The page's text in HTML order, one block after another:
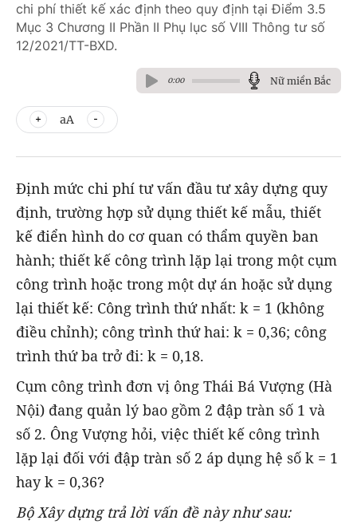
chi phí thiết kế xác định theo quy định tại Điểm 3.5
Mục 3 Chương II Phần II Phụ lục số VIII Thông tư số
12/2021/TT-BXD.
0:00 Nữ miền Bắc
aA
Định mức chi phí tư vấn đầu tư xây dựng quy
định, trường hợp sử dụng thiết kế mẫu, thiết
kế điển hình do cơ quan có thẩm quyền ban
hành; thiết kế công trình lặp lại trong một cụm
công trình hoặc trong một dự án hoặc sử dụng
lại thiết kế: Công trình thứ nhất: k = 1 (không
điều chỉnh); công trình thứ hai: k = 0,36; công
trình thứ ba trở đi: k = 0,18.
Cụm công trình đơn vị ông Thái Bá Vượng (Hà
Nội) đang quản lý bao gồm 2 đập tràn số 1 và
số 2. Ông Vượng hỏi, việc thiết kế công trình
lặp lại đối với đập tràn số 2 áp dụng hệ số k = 1
hay k = 0,36?
Bộ Xây dựng trả lời vấn đề này như sau: